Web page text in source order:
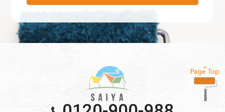
より良いサービスの提供、またユーザビリティの向上のた
め、Googleアナリティクスを使用し、当サイトの利用状況
「Cookie」を通じて、Googleがお客様のIPアドレスなどの
情報を収集する場合がありますが、「Cookie」で収集され
る情報は個人を特定できるものではありません。
収集されたデータはGoogleのプライバシーポリシーにおい